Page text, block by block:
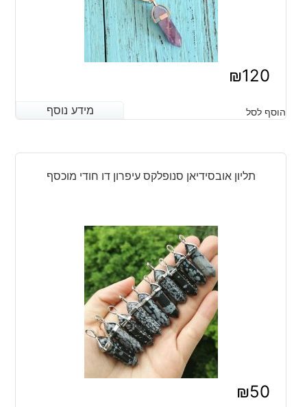
₪120
מידע נוסף הוסף לסל מידע נוסף
תליון אובסידיאן סנופלקס עיפרון דו חודי מוכסף
₪50